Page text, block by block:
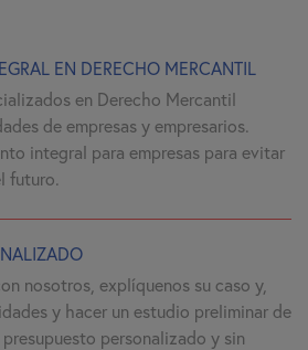
EN DERECHO MERCANTIL
en Derecho Mercantil
de empresas y empresarios.
integral para empresas para evitar
futuro.
nosotros, explíquenos su caso y,
y hacer un estudio preliminar de
personalizado y sin